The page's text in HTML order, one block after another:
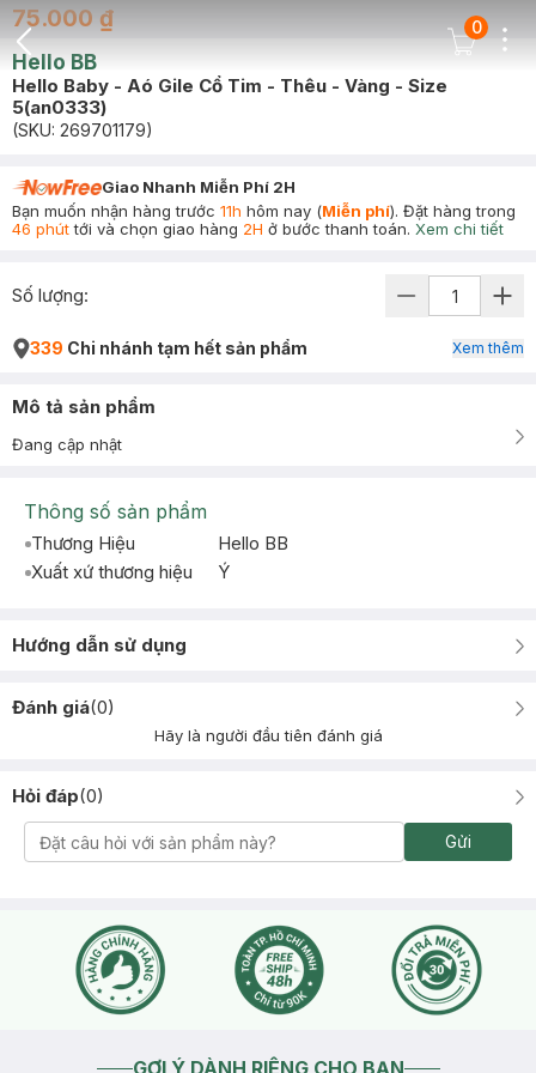
Back Icon
Cart Icon
0
75.000 ₫
Hello BB
Hello Baby - Aó Gile Cổ Tim - Thêu - Vàng - Size
5(an0333)
(SKU: 269701179)
Giao Nhanh Miễn Phí 2H
Bạn muốn nhận hàng trước 11h hôm nay (Miễn phí). Đặt hàng trong
46 phúttới và chọn giao hàng 2H ở bước thanh toán. Xem chi tiết
Số lượng:
339 Chi nhánh tạm hết sản phẩm Xem thêm
Mô tả sản phẩm
Đang cập nhật
Thông số sản phẩm
Thương Hiệu
Hello BB
Xuất xứ thương hiệu
Ý
Hướng dẫn sử dụng
Đánh giá(0)
Hãy là người đầu tiên đánh giá
Hỏi đáp(0)
Gửi
GỢI Ý DÀNH RIÊNG CHO BẠN